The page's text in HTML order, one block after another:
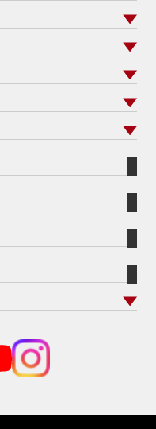
750cc75th
下
82185馬力883
8月8月11日
ADVADV150
DXAPEX
BBQ
距離から探す
車から探す
あるご質問
ク買取強化車両
ンライン査定フォーム
イアンフ
リリア
グッツイ
アグスタ
外ﾒｰｶｰ
テクションフィルム
の方）
入の方）